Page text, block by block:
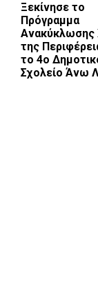
Ξεκίνησε το
Πρόγραμμα
Ανακύκλωσης
της
το 4ο
Σχολείο Άνω